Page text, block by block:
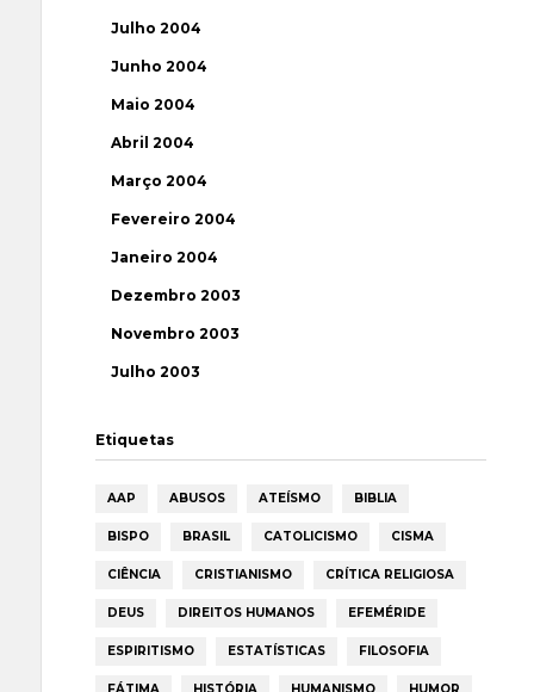
Julho 2004
Junho 2004
Maio 2004
Abril 2004
Março 2004
Fevereiro 2004
Janeiro 2004
Dezembro 2003
Novembro 2003
Julho 2003
Etiquetas
AAP ABUSOS ATEÍSMO BIBLIA
BISPO BRASIL CATOLICISMO CISMA
CIÊNCIA CRISTIANISMO CRÍTICA RELIGIOSA
DEUS DIREITOS HUMANOS EFEMÉRIDE
ESPIRITISMO ESTATÍSTICAS FILOSOFIA